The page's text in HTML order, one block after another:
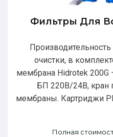
Фильтры Для
очистки, в
мембрана Hidrotek 200G
БП 220В/24В, кран
мембраны. Картриджи
Полная